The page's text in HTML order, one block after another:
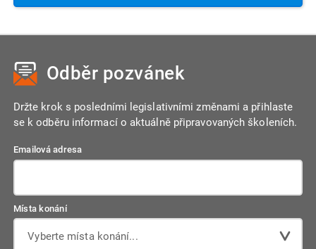
Odběr pozvánek
Držte krok s posledními legislativními změnami a přihlaste
se k odběru informací o aktuálně připravovaných školeních.
Emailová adresa
Místa konání
Vyberte místa konání...